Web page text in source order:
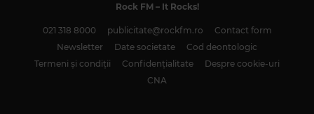
Rock FM– It Rocks!
021 318 8000 publicitate@rockfm.ro
Contact form
Newsletter
Date societate
Cod deontologic
Termeni și condiții
Confidențialitate
Despre cookie-uri
CNA